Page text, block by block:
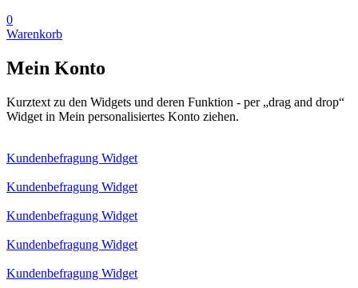
0
Warenkorb
Mein Konto
Kurztext zu den Widgets und deren Funktion - per „drag and drop“
Widget in Mein personalisiertes Konto ziehen.
Kundenbefragung Widget
Kundenbefragung Widget
Kundenbefragung Widget
Kundenbefragung Widget
Kundenbefragung Widget